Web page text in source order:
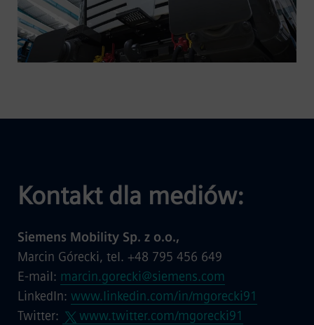
Kontakt dla mediów:
Siemens Mobility Sp. z o.o.,
Marcin Górecki, tel. +48 795 456 649
E-mail: marcin.gorecki@siemens.com
LinkedIn: www.linkedin.com/in/mgorecki91
Twitter:
www.twitter.com/mgorecki91